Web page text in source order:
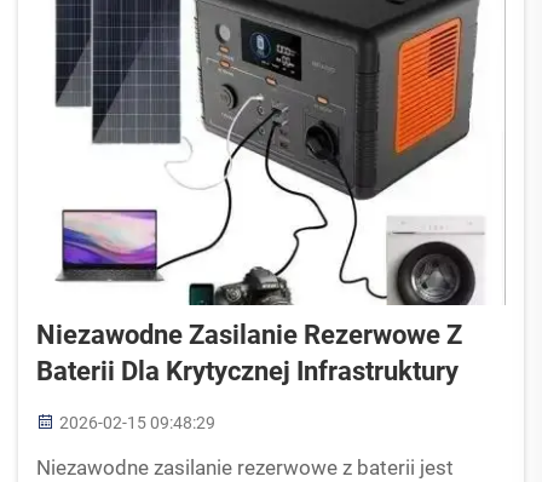
Niezawodne Zasilanie Rezerwowe Z
Baterii Dla Krytycznej Infrastruktury
2026-02-15 09:48:29
Niezawodne zasilanie rezerwowe z baterii jest